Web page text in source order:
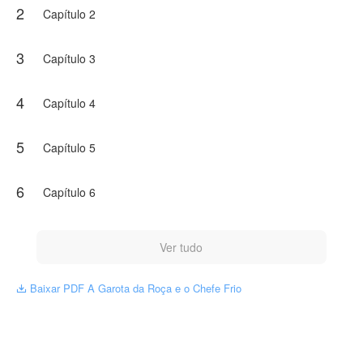
2 Capítulo 2
3 Capítulo 3
4 Capítulo 4
5 Capítulo 5
6 Capítulo 6
Ver tudo
 Baixar PDF A Garota da Roça e o Chefe Frio